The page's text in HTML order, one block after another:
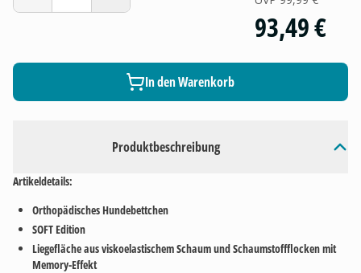
Produktbeschreibung
Artikeldetails:
Orthopädisches Hundebettchen
SOFT Edition
Liegefläche aus viskoelastischem Schaum und Schaumstoffflocken mit
Memory-Effekt
93,49 €
In den Warenkorb